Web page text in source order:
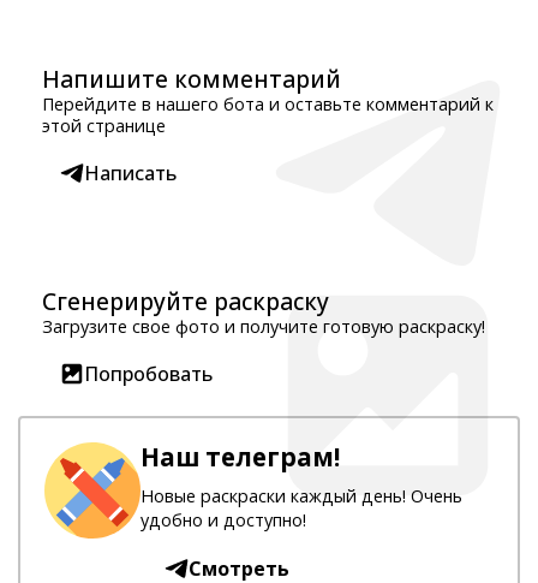
Напишите комментарий
Перейдите в нашего бота и оставьте комментарий к
этой странице
Написать
Сгенерируйте раскраску
Загрузите свое фото и получите готовую раскраску!
Попробовать
Наш телеграм!
Новые раскраски каждый день! Очень
удобно и доступно!
Смотреть